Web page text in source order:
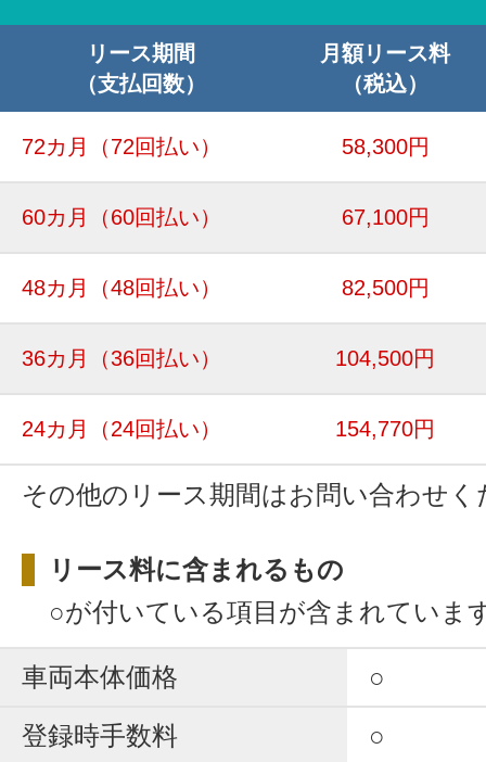
リース期間
（支払回数）
月額リース料
（税込）
72カ月 （72回払い） 58,300円
60カ月 （60回払い） 67,100円
48カ月 （48回払い） 82,500円
36カ月 （36回払い） 104,500円
24カ月 （24回払い） 154,770円
その他のリース期間はお問い合わせく
リース料に含まれるもの
○が付いている項目が含まれていま
車両本体価格
○
登録時手数料
○